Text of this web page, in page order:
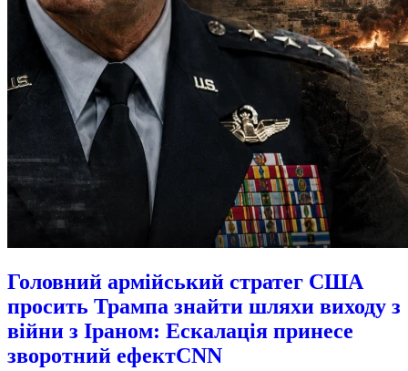
Головний армійський стратег США
просить Трампа знайти шляхи виходу з
війни з Іраном: Ескалація принесе
зворотний ефектCNN